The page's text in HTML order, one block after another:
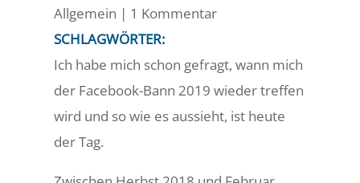
Allgemein | 1 Kommentar
SCHLAGWÖRTER:
Ich habe mich schon gefragt, wann mich
der Facebook-Bann 2019 wieder treffen
wird und so wie es aussieht, ist heute
der Tag.